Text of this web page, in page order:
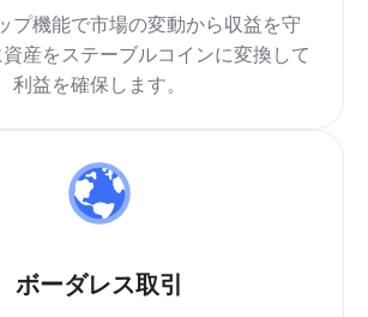
プ機能で市場の変動から収益を守
産をステーブルコインに変換して
利益を確保します。
ボーダレス取引